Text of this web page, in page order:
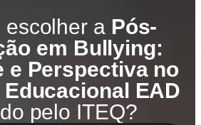
escolher a Pós-
em Bullying:
e Perspectiva no
EAD
pelo ITEQ?